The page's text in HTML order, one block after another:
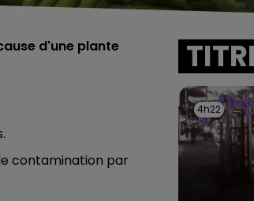
d'une plante
contamination par
4h22
4h22